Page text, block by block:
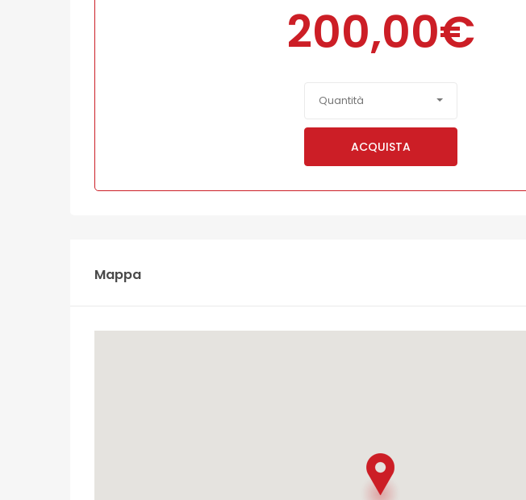
200,00€
Quantità
ACQUISTA
Mappa